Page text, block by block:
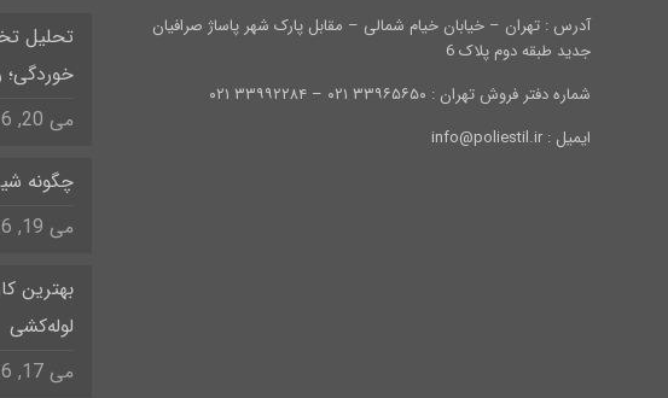
آدرس : تهران – خیابان خیام شمالی – مقابل پارک شهر پاساژ صرافیان
جدید طبقه دوم پلاک 6
شماره دفتر فروش تهران : ۳۳۹۶۵۶۵۰ ۰۲۱ – ۳۳۹۹۲۲۸۴ ۰۲۱
ایمیل : info@poliestil.ir
تحلیل
می 20, 2026
چگونه
می 19, 2026
بهترین
لوله‌کشی
می 17, 2026